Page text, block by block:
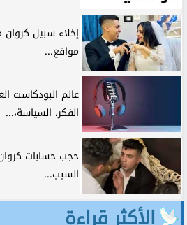
إخلاء سبيل
مواقع...
عالم البودكاست
الفكر، السياسة،...
حجب حسابات
السبب...
الأكثر قراءة